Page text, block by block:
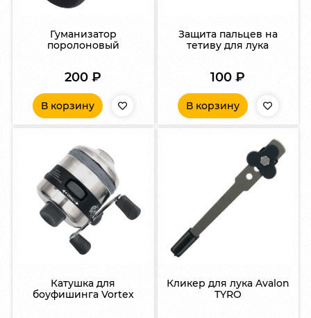
Гуманизатор
поролоновый
200₽
В корзину
Защита пальцев на
тетиву для лука
100₽
В корзину
Катушка для
боуфишинга Vortex
Кликер для лука Avalon
TYRO